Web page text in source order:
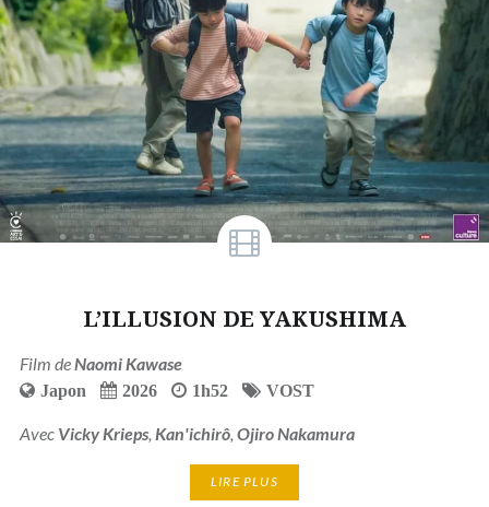
L’ILLUSION DE YAKUSHIMA
Film de Naomi Kawase
Japon 2026 1h52 VOST
Avec Vicky Krieps, Kan'ichirô, Ojiro Nakamura
LIRE PLUS